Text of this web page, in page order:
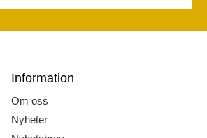
Information
Om oss
Nyheter